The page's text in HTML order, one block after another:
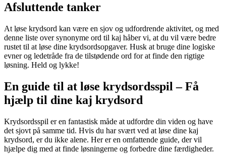
Afsluttende tanker
At løse krydsord kan være en sjov og udfordrende aktivitet, og med
denne liste over synonyme ord til kaj håber vi, at du vil være bedre
rustet til at løse dine krydsordsopgaver. Husk at bruge dine logiske
evner og ledetråde fra de tilstødende ord for at finde den rigtige
løsning. Held og lykke!
En guide til at løse krydsordsspil – Få
hjælp til dine kaj krydsord
Krydsordsspil er en fantastisk måde at udfordre din viden og have
det sjovt på samme tid. Hvis du har svært ved at løse dine kaj
krydsord, er du ikke alene. Her er en omfattende guide, der vil
hjælpe dig med at finde løsningerne og forbedre dine færdigheder.